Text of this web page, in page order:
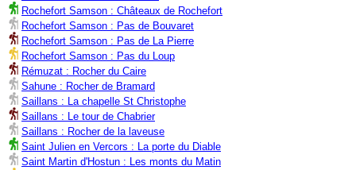
Rochefort Samson : Châteaux de Rochefort
Rochefort Samson : Pas de Bouvaret
Rochefort Samson : Pas de La Pierre
Rochefort Samson : Pas du Loup
Rémuzat : Rocher du Caire
Sahune : Rocher de Bramard
Saillans : La chapelle St Christophe
Saillans : Le tour de Chabrier
Saillans : Rocher de la laveuse
Saint Julien en Vercors : La porte du Diable
Saint Martin d'Hostun : Les monts du Matin